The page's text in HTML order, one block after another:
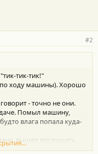
#2
тик-тик!"
ходу машины). Хорошо
- точно не они.
даче. Помыл машину,
влага попала куда-
вышел послушать,
уже).